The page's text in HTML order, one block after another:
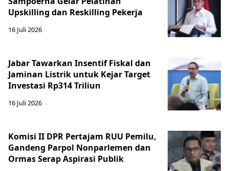
Upskilling dan Reskilling Pekerja
16 Juli 2026
Jabar Tawarkan Insentif Fiskal dan
Jaminan Listrik untuk Kejar Target
Investasi Rp314 Triliun
16 Juli 2026
Komisi II DPR Pertajam RUU Pemilu,
Gandeng Parpol Nonparlemen dan
Ormas Serap Aspirasi Publik